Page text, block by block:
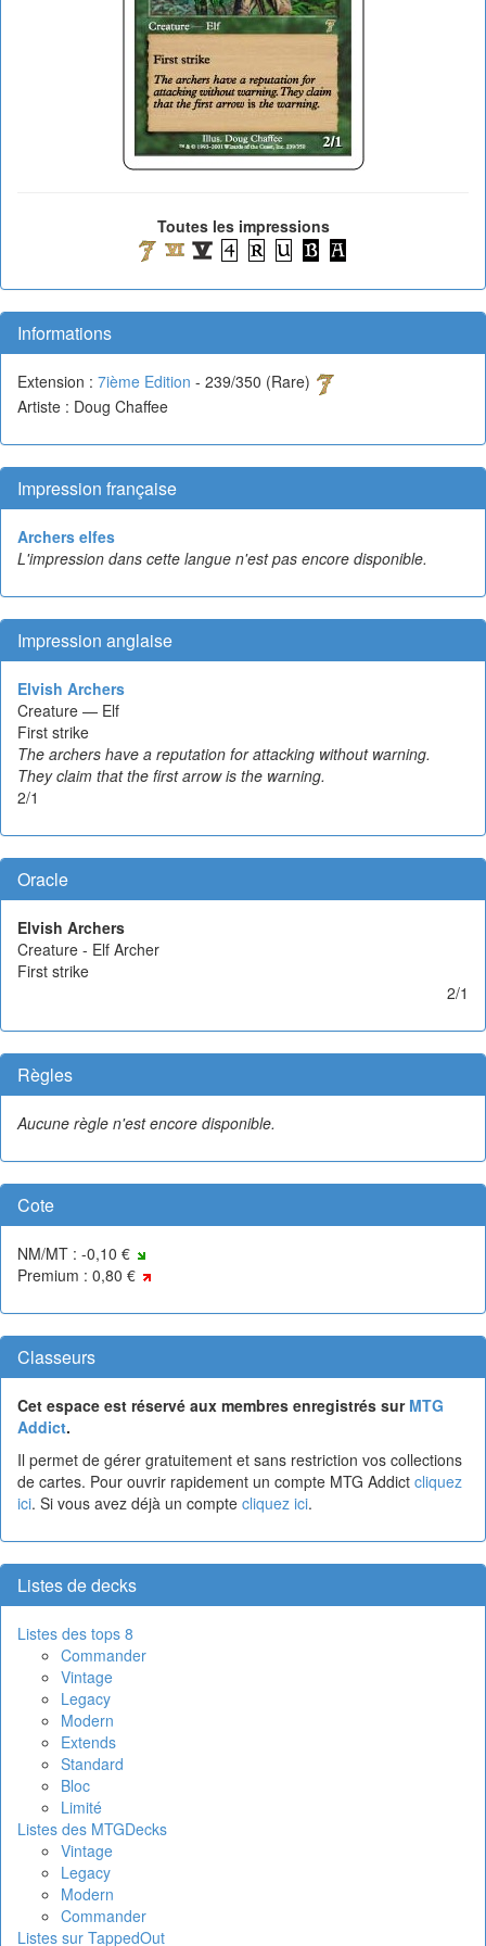
Toutes les impressions
Informations
Extension : 7ième Edition - 239/350 (Rare)
Artiste : Doug Chaffee
Impression française
Archers elfes
L'impression dans cette langue n'est pas encore disponible.
Impression anglaise
Elvish Archers
Creature — Elf
First strike
The archers have a reputation for attacking without warning.
They claim that the first arrow is the warning.
2/1
Oracle
Elvish Archers
Creature - Elf Archer
First strike
2/1
Règles
Aucune règle n'est encore disponible.
Cote
NM/MT : -0,10 €
Premium : 0,80 €
Classeurs
Cet espace est réservé aux membres enregistrés sur MTG
Addict.
Il permet de gérer gratuitement et sans restriction vos collections
de cartes. Pour ouvrir rapidement un compte MTG Addict cliquez
ici. Si vous avez déjà un compte cliquez ici.
Listes de decks
Listes des tops 8
Commander
Vintage
Legacy
Modern
Extends
Standard
Bloc
Limité
Listes des MTGDecks
Vintage
Legacy
Modern
Commander
Listes sur TappedOut